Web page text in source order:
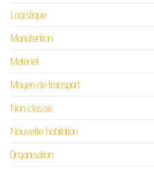
Logistique
Manutention
Matériel
Moyen de transport
Non classé
Nouvelle habitation
Organisation